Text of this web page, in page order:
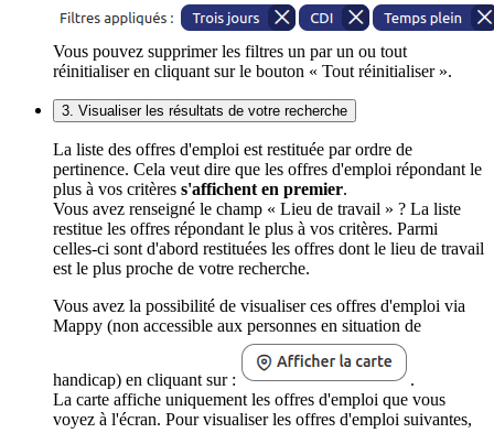
Vous pouvez supprimer les filtres un par un ou tout
réinitialiser en cliquant sur le bouton « Tout réinitialiser ».
3. Visualiser les résultats de votre recherche
La liste des offres d'emploi est restituée par ordre de
pertinence. Cela veut dire que les offres d'emploi répondant le
plus à vos critères s'affichent en premier.
Vous avez renseigné le champ « Lieu de travail » ? La liste
restitue les offres répondant le plus à vos critères. Parmi
celles-ci sont d'abord restituées les offres dont le lieu de travail
est le plus proche de votre recherche.
Vous avez la possibilité de visualiser ces offres d'emploi via
Mappy (non accessible aux personnes en situation de
handicap) en cliquant sur :
.
La carte affiche uniquement les offres d'emploi que vous
voyez à l'écran. Pour visualiser les offres d'emploi suivantes,